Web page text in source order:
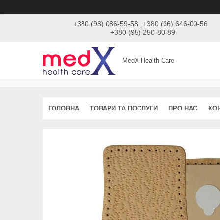
+380 (98) 086-59-58
+380 (66) 646-00-56
+380 (95) 250-80-89
MedX Health Care
ГОЛОВНА ТОВАРИ ТА ПОСЛУГИ ПРО НАС